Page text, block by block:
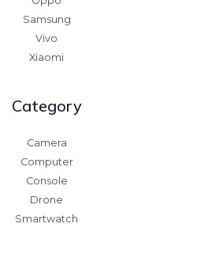
Samsung
Vivo
Xiaomi
Category
Camera
Computer
Console
Drone
Smartwatch